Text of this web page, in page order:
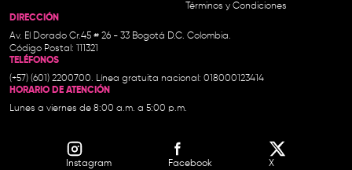
Términos y Condiciones
DIRECCIÓN
Av. El Dorado Cr.45 # 26 - 33 Bogotá D.C. Colombia.
Código Postal: 111321
TELÉFONOS
(+57) (601) 2200700. Línea gratuita nacional: 018000123414
HORARIO DE ATENCIÓN
Lunes a viernes de 8:00 a.m. a 5:00 p.m.
Instagram Facebook X